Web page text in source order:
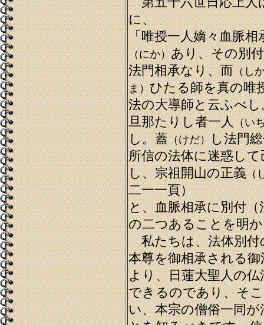
に、
「唯授一人嫡々血脈相
（にか）あり、その別
法門相承なり、而（し
ま）ひたる師を真の唯
法の大導師と云ふべ
旦那たりし者一人（い
し。蓋（けだ）し法門
所信の法体に迷惑して
し、宗祖開山の正義（
二一一頁）
と、血脈相承に別付
の二つあることを明
私たちは、法体別付
本尊を御相承される
より、日蓮大聖人の
できるのであり、そ
い、本宗の僧俗一同